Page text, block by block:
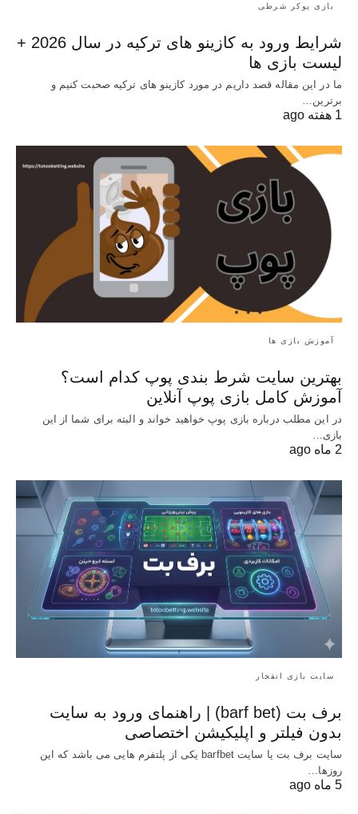
بازی پوکر شرطی
شرایط ورود به کازینو های ترکیه در سال 2026 +
لیست بازی ها
ما در این مقاله قصد داریم در مورد کازینو های ترکیه صحبت کنیم و
برترین…
1 هفته ago
آموزش بازی ها
بهترین سایت شرط بندی پوپ کدام است؟
آموزش کامل بازی پوپ آنلاین
در این مطلب درباره بازی پوپ خواهید خواند و البته برای شما از این
بازی…
2 ماه ago
سایت بازی انفجار
برف بت (barf bet) | راهنمای ورود به سایت
بدون فیلتر و اپلیکیشن اختصاصی
سایت برف بت یا سایت barfbet یکی از پلتفرم‌ هایی می باشد که این
روزها…
5 ماه ago